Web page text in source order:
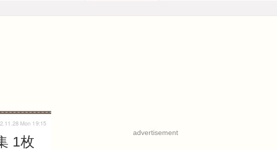
1枚
Mon 19:15
advertisement